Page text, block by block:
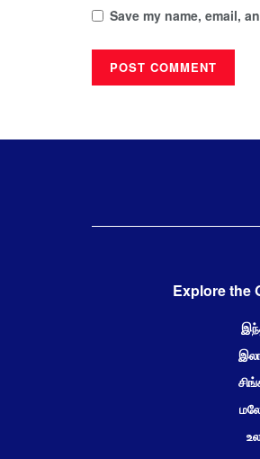
Save my name, email,
Explore the